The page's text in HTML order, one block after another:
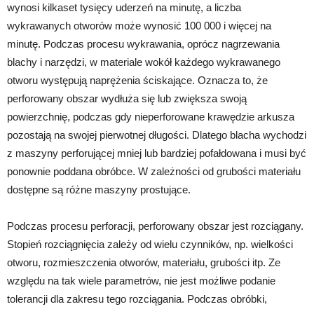
wynosi kilkaset tysięcy uderzeń na minutę, a liczba
wykrawanych otworów może wynosić 100 000 i więcej na
minutę. Podczas procesu wykrawania, oprócz nagrzewania
blachy i narzędzi, w materiale wokół każdego wykrawanego
otworu występują naprężenia ściskające. Oznacza to, że
perforowany obszar wydłuża się lub zwiększa swoją
powierzchnię, podczas gdy nieperforowane krawędzie arkusza
pozostają na swojej pierwotnej długości. Dlatego blacha wychodzi
z maszyny perforującej mniej lub bardziej pofałdowana i musi być
ponownie poddana obróbce. W zależności od grubości materiału
dostępne są różne maszyny prostujące.
Podczas procesu perforacji, perforowany obszar jest rozciągany.
Stopień rozciągnięcia zależy od wielu czynników, np. wielkości
otworu, rozmieszczenia otworów, materiału, grubości itp. Ze
względu na tak wiele parametrów, nie jest możliwe podanie
tolerancji dla zakresu tego rozciągania. Podczas obróbki,